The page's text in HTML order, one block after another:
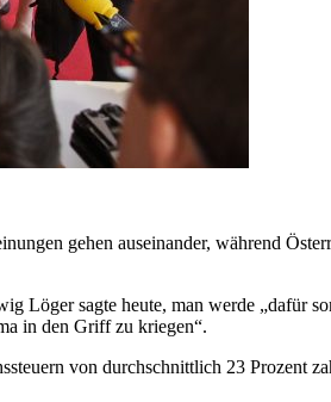
gehen auseinander, während
Löger sagte heute, man werde „dafür
in den Griff zu kriegen“.
von durchschnittlich 23 Prozent